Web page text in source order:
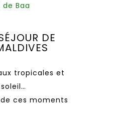
Baa
DE
tropicales et
ces moments